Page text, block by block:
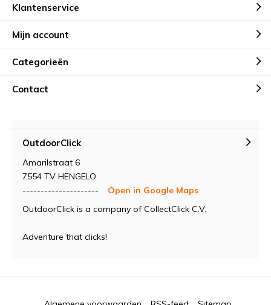
Klantenservice
Mijn account
Categorieën
Contact
OutdoorClick
Amarilstraat 6
7554 TV HENGELO
---------------------
Open in Google Maps
OutdoorClick is a company of CollectClick C.V.
Adventure that clicks!